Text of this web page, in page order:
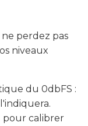
perdez pas
niveaux
du 0dbFS :
pour calibrer